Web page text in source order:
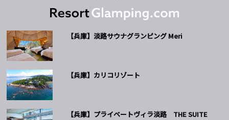
【兵庫】淡路サウナグランピング Meri
【兵庫】カリコリゾート
【兵庫】プライベートヴィラ淡路 THE SUITE